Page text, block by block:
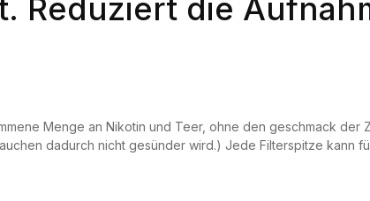
Reduziert die
Menge an Nikotin und Teer, ohne den geschmack der
dadurch nicht gesünder wird.) Jede Filterspitze kann